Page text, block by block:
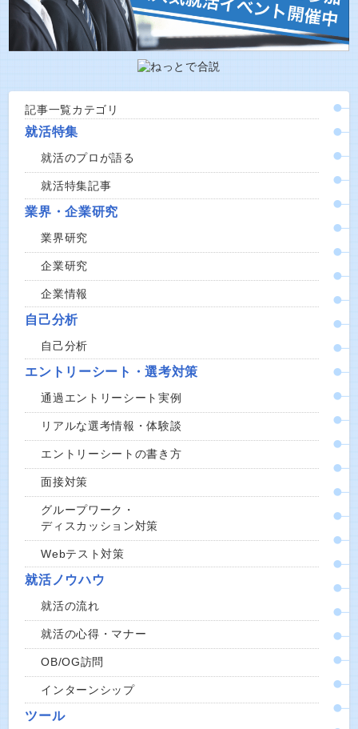
記事一覧カテゴリ
就活特集
就活のプロが語る
就活特集記事
業界・企業研究
業界研究
企業研究
企業情報
自己分析
自己分析
エントリーシート・選考対策
通過エントリーシート実例
リアルな選考情報・体験談
エントリーシートの書き方
面接対策
グループワーク・
ディスカッション対策
Webテスト対策
就活ノウハウ
就活の流れ
就活の心得・マナー
OB/OG訪問
インターンシップ
ツール